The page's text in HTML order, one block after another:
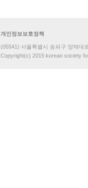
개인정보보호정책
(05541) 서울특별시 송파구 양재대
Copyright(c) 2015 korean society